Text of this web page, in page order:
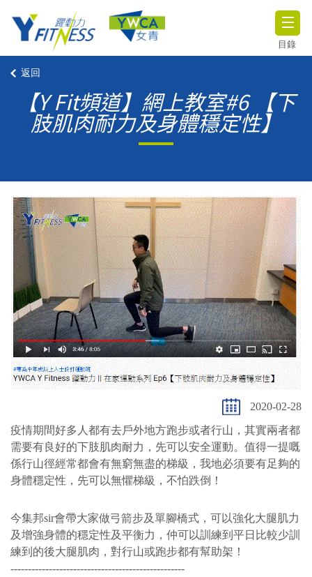
目錄
返回
【Y Fit頻道】網上教室#6 【下
肢肌肉耐力及身體穩定性】
2020-02-28
疫情期間好多人都有去戶外地方跑步或者行山，其實兩者都
需要有良好的下肢肌肉耐力，先可以安全運動。值得一提嘅
係行山徑經常都會有無窮無盡的梯級，我地必須要有足夠的
身體穩定性，先可以無懼梯級，不怕跌倒！
今集邦sir會帶大家做弓箭步及單腳橋式，可以強化大腿肌力
及增強身體的穩定性及平衡力，仲可以訓練到平日比較少訓
練到的後大腿肌肉，對行山或跑步都有幫助架！
--------------------------------------------------